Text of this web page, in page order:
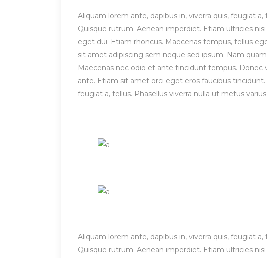
Aliquam lorem ante, dapibus in, viverra quis, feugiat
Quisque rutrum. Aenean imperdiet. Etiam ultricies
eget dui. Etiam rhoncus. Maecenas tempus, tellus
sit amet adipiscing sem neque sed ipsum. Nam
Maecenas nec odio et ante tincidunt tempus. Donec
ante. Etiam sit amet orci eget eros faucibus
feugiat a, tellus. Phasellus viverra nulla ut metus
Aliquam lorem ante, dapibus in, viverra quis, feugiat
Quisque rutrum. Aenean imperdiet. Etiam ultricies